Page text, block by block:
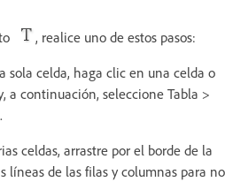
, realice uno de estos pasos:
sola celda, haga clic en una celda o
a continuación, seleccione Tabla >
celdas, arrastre por el borde de la
líneas de las filas y columnas para no